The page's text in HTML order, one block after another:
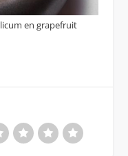
en grapefruit